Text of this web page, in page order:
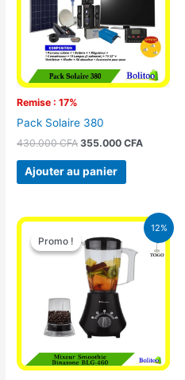
Remise : 17%
Pack Solaire 380
430.000CFA 355.000CFA
Ajouter au panier
12%
Promo !
Promo !
Le
prix
initial
était :
25.000 CFA.
Le
prix
actuel
est :